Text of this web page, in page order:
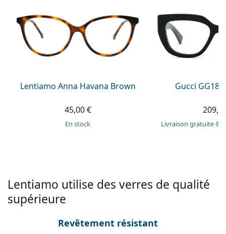
Prada
Toutes les marques
Lentiamo Anna Havana Brown
45,00 €
en stock
Gucci
Livraison gratuite&
Lentiamo utilise des verres de qualité
supérieure
Revêtement résistant